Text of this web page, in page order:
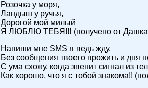
Розочка у моря,
Ландыш у ручья,
Дорогой мой милый
Я ЛЮБЛЮ ТЕБЯ!!! (получено от
Напиши мне SMS я ведь жду,
Без сообщения твоего прожить и дня
С ума схожу, когда звенит сигнал из
Как хорошо, что я с тобой знакома!!